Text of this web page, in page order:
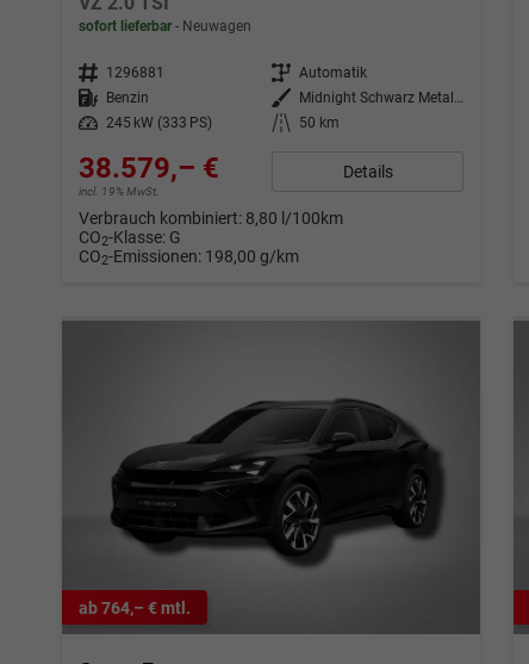
sofort lieferbar Neuwagen
Fahrzeugnr. 1296881 Getriebe Automatik
Kraftstoff Benzin Außenfarbe
Leistung
245 kW (333 PS) Kilometerstand 50 km
38.579,– €
incl. 19% MwSt.
Details
Verbrauch kombiniert: 8,80 l/100km
CO2-Klasse: G
CO2-Emissionen: 198,00 g/km
ab 764,– € mtl.